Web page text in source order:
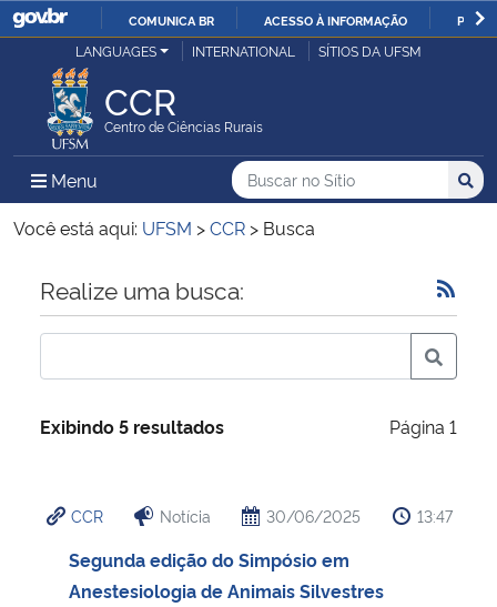
IR
COMUNICA BR ACESSO À INFORMAÇÃO
Ministério da Justiça e Segurança Pública
Ministério da Defesa
Ministério das Relações Exteriores
Ministério da Economia
Ministério da Infraestrutura
Ministério da Cidadania
Ministério da Saúde
LANGUAGES INTERNATIONAL SÍTIOS DA UFSM
CCR
Centro de Ciências Rurais
Menu Menu Principal do Sítio
Busca
Buscar no no Sítio
Busca:
Você está aqui: UFSM >CCR > Busca
Início do conteúdo
Realize uma busca:
Exibindo 5 resultados Página 1
CCR Notícia 30/06/2025 13:47
Segunda edição do Simpósio em
Anestesiologia de Animais Silvestres